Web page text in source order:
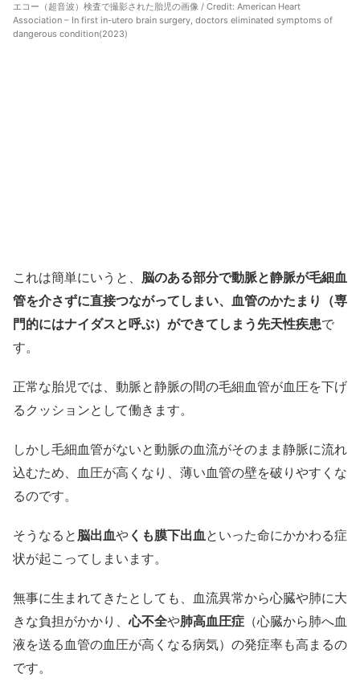
エコー（超音波）検査で撮影された胎児の画像 / Credit: American Heart
Association – In first in-utero brain surgery, doctors eliminated symptoms of
dangerous condition(2023)
これは簡単にいうと、 脳のある部分で動脈と静脈が毛細血
管を介さずに直接つながってしまい、血管のかたまり（専
門的にはナイダスと呼ぶ）ができてしまう先天性疾患で
す。
正常な胎児では、動脈と静脈の間の毛細血管が血圧を下げ
るクッションとして働きます。
しかし毛細血管がないと動脈の血流がそのまま静脈に流れ
込むため、血圧が高くなり、薄い血管の壁を破りやすくな
るのです。
そうなると 脳出血や くも膜下出血 といった命にかかわる症
状が起こってしまいます。
無事に生まれてきたとしても、血流異常から心臓や肺に大
きな負担がかかり、心不全や肺高血圧症 （心臓から肺へ血
液を送る血管の血圧が高くなる病気）の発症率も高まるの
です。